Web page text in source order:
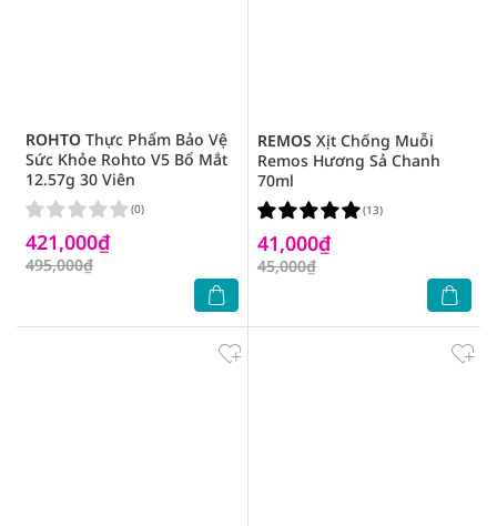
ROHTO Thực Phẩm Bảo Vệ
Sức Khỏe Rohto V5 Bổ Mắt
12.57g 30 Viên
421,000₫
495,000₫
(0)
REMOS Xịt Chống Muỗi
Remos Hương Sả Chanh
70ml
41,000₫
45,000₫
(13)